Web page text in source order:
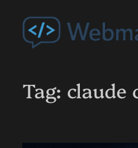
treści
Tag: claude